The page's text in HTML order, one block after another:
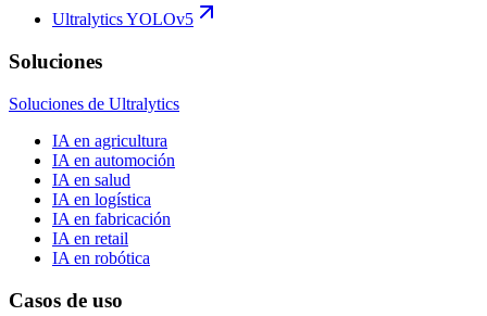
Ultralytics YOLOv5
Soluciones
Soluciones de Ultralytics
IA en agricultura
IA en automoción
IA en salud
IA en logística
IA en fabricación
IA en retail
IA en robótica
Casos de uso